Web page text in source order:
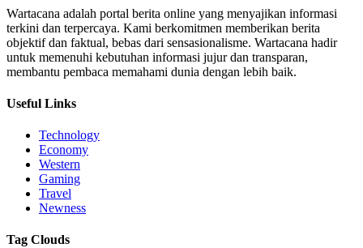
Wartacana adalah portal berita online yang menyajikan informasi
terkini dan terpercaya. Kami berkomitmen memberikan berita
objektif dan faktual, bebas dari sensasionalisme. Wartacana hadir
untuk memenuhi kebutuhan informasi jujur dan transparan,
membantu pembaca memahami dunia dengan lebih baik.
Useful Links
Technology
Economy
Western
Gaming
Travel
Newness
Tag Clouds